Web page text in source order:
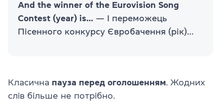
And the winner of the Eurovision Song
Contest (year) is… — І переможець
Пісенного конкурсу Євробачення (рік)…
Класична пауза перед оголошенням. Жодних
слів більше не потрібно.